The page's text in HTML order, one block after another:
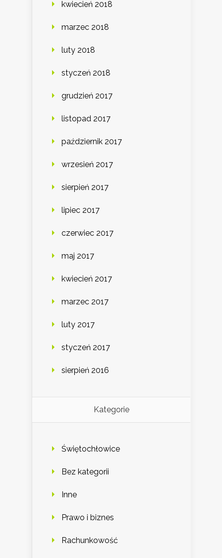
kwiecień 2018
marzec 2018
luty 2018
styczeń 2018
grudzień 2017
listopad 2017
październik 2017
wrzesień 2017
sierpień 2017
lipiec 2017
czerwiec 2017
maj 2017
kwiecień 2017
marzec 2017
luty 2017
styczeń 2017
sierpień 2016
Kategorie
Świętochłowice
Bez kategorii
Inne
Prawo i biznes
Rachunkowość